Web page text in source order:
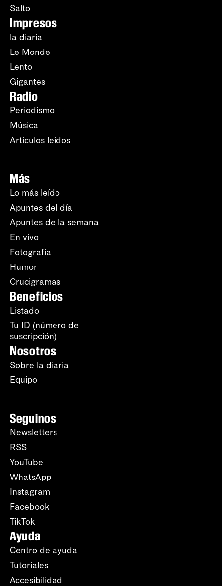
Salto
Impresos
la diaria
Le Monde
Lento
Gigantes
Radio
Periodismo
Música
Artículos leídos
Más
Lo más leído
Apuntes del día
Apuntes de la semana
En vivo
Fotografía
Humor
Crucigramas
Beneficios
Listado
Tu ID (número de
suscripción)
Nosotros
Sobre la diaria
Equipo
Seguinos
Newsletters
RSS
YouTube
WhatsApp
Instagram
Facebook
TikTok
Ayuda
Centro de ayuda
Tutoriales
Accesibilidad